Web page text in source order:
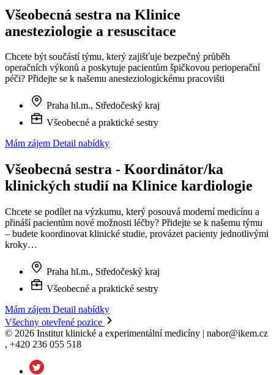
Všeobecná sestra na Klinice
anesteziologie a resuscitace
Chcete být součástí týmu, který zajišťuje bezpečný průběh
operačních výkonů a poskytuje pacientům špičkovou perioperační
péči? Přidejte se k našemu anesteziologickému pracovišti
Praha hl.m., Středočeský kraj
Všeobecné a praktické sestry
Mám zájem Detail nabídky
Všeobecná sestra - Koordinátor/ka
klinických studií na Klinice kardiologie
Chcete se podílet na výzkumu, který posouvá moderní medicínu a
přináší pacientům nové možnosti léčby? Přidejte se k našemu týmu
– budete koordinovat klinické studie, provázet pacienty jednotlivými
kroky…
Praha hl.m., Středočeský kraj
Všeobecné a praktické sestry
Mám zájem Detail nabídky
Všechny otevřené pozice
© 2026 Institut klinické a experimentální medicíny | nabor@ikem.cz
, +420 236 055 518